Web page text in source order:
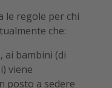
le regole per chi
che:
ai bambini (di
viene
posto a sedere